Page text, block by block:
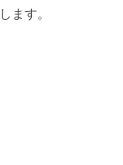
ます。